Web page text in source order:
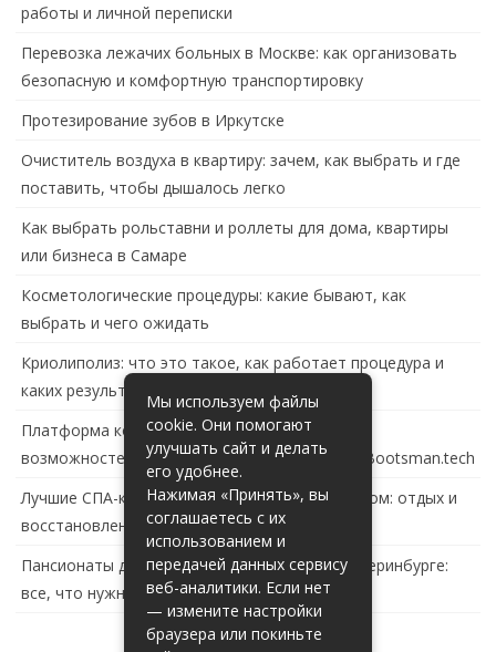
работы и личной переписки
Перевозка лежачих больных в Москве: как организовать
безопасную и комфортную транспортировку
Протезирование зубов в Иркутске
Очиститель воздуха в квартиру: зачем, как выбрать и где
поставить, чтобы дышалось легко
Как выбрать рольставни и роллеты для дома, квартиры
или бизнеса в Самаре
Косметологические процедуры: какие бывают, как
выбрать и чего ожидать
Криолиполиз: что это такое, как работает процедура и
каких результатов ждать
Платформа контейнеризации в России: обзор
возможностей и перспектив развития сайта Bootsman.tech
Лучшие СПА-комплексы в Тольятти с бассейном: отдых и
восстановление за городом
Пансионаты для пожилых с деменцией в Екатеринбурге:
все, что нужно знать
Мы используем файлы
cookie. Они помогают
улучшать сайт и делать
его удобнее.
Нажимая «Принять», вы
соглашаетесь с их
использованием и
передачей данных сервису
веб-аналитики. Если нет
— измените настройки
браузера или покиньте